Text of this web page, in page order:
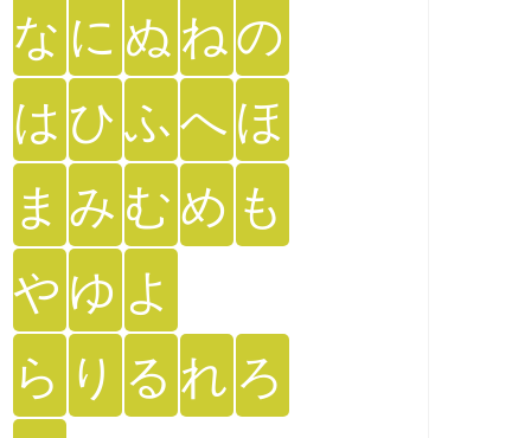
な に ぬ ねの
は ひふへほ
ま み むめ も
や ゆ よ
ら り る れ ろ